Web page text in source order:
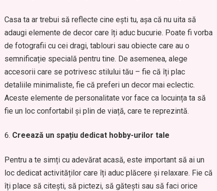
Casa ta ar trebui să reflecte cine ești tu, așa că nu uita să
adaugi elemente de decor care îți aduc bucurie. Poate fi vorba
de fotografii cu cei dragi, tablouri sau obiecte care au o
semnificație specială pentru tine. De asemenea, alege
accesorii care se potrivesc stilului tău – fie că îți plac
detaliile minimaliste, fie că preferi un decor mai eclectic.
Aceste elemente de personalitate vor face ca locuința ta să
fie un loc confortabil și plin de viață, care te reprezintă.
Creează un spațiu dedicat hobby-urilor tale
Pentru a te simți cu adevărat acasă, este important să ai un
loc dedicat activităților care îți aduc plăcere și relaxare. Fie că
îți place să citești, să pictezi, să gătești sau să faci orice